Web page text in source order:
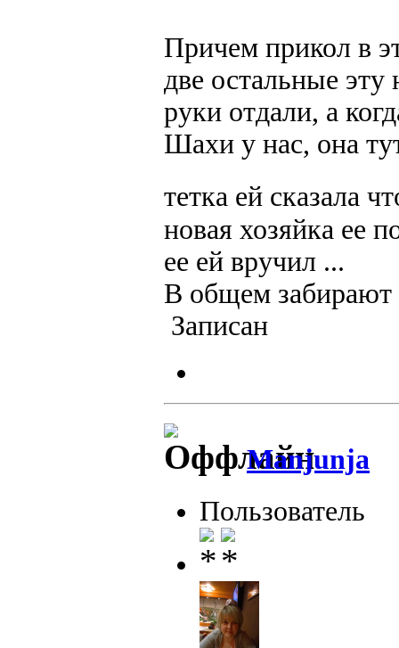
Причем прикол в
две остальные
руки отдали, а
Шахи у нас, она
тетка ей сказала
новая хозяйка ее
ее ей вручил ...
В общем забирают
Записан
Manjunja
Пользователь